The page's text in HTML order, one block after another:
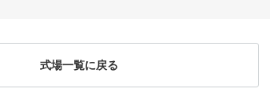
式場一覧に戻る